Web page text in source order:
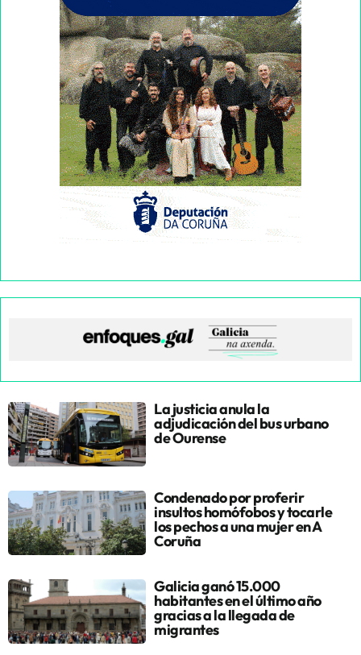
La justicia anula la
adjudicación del bus urbano
de Ourense
Condenado por proferir
insultos homófobos y tocarle
los pechos a una mujer en A
Coruña
Galicia ganó 15.000
habitantes en el último año
gracias a la llegada de
migrantes